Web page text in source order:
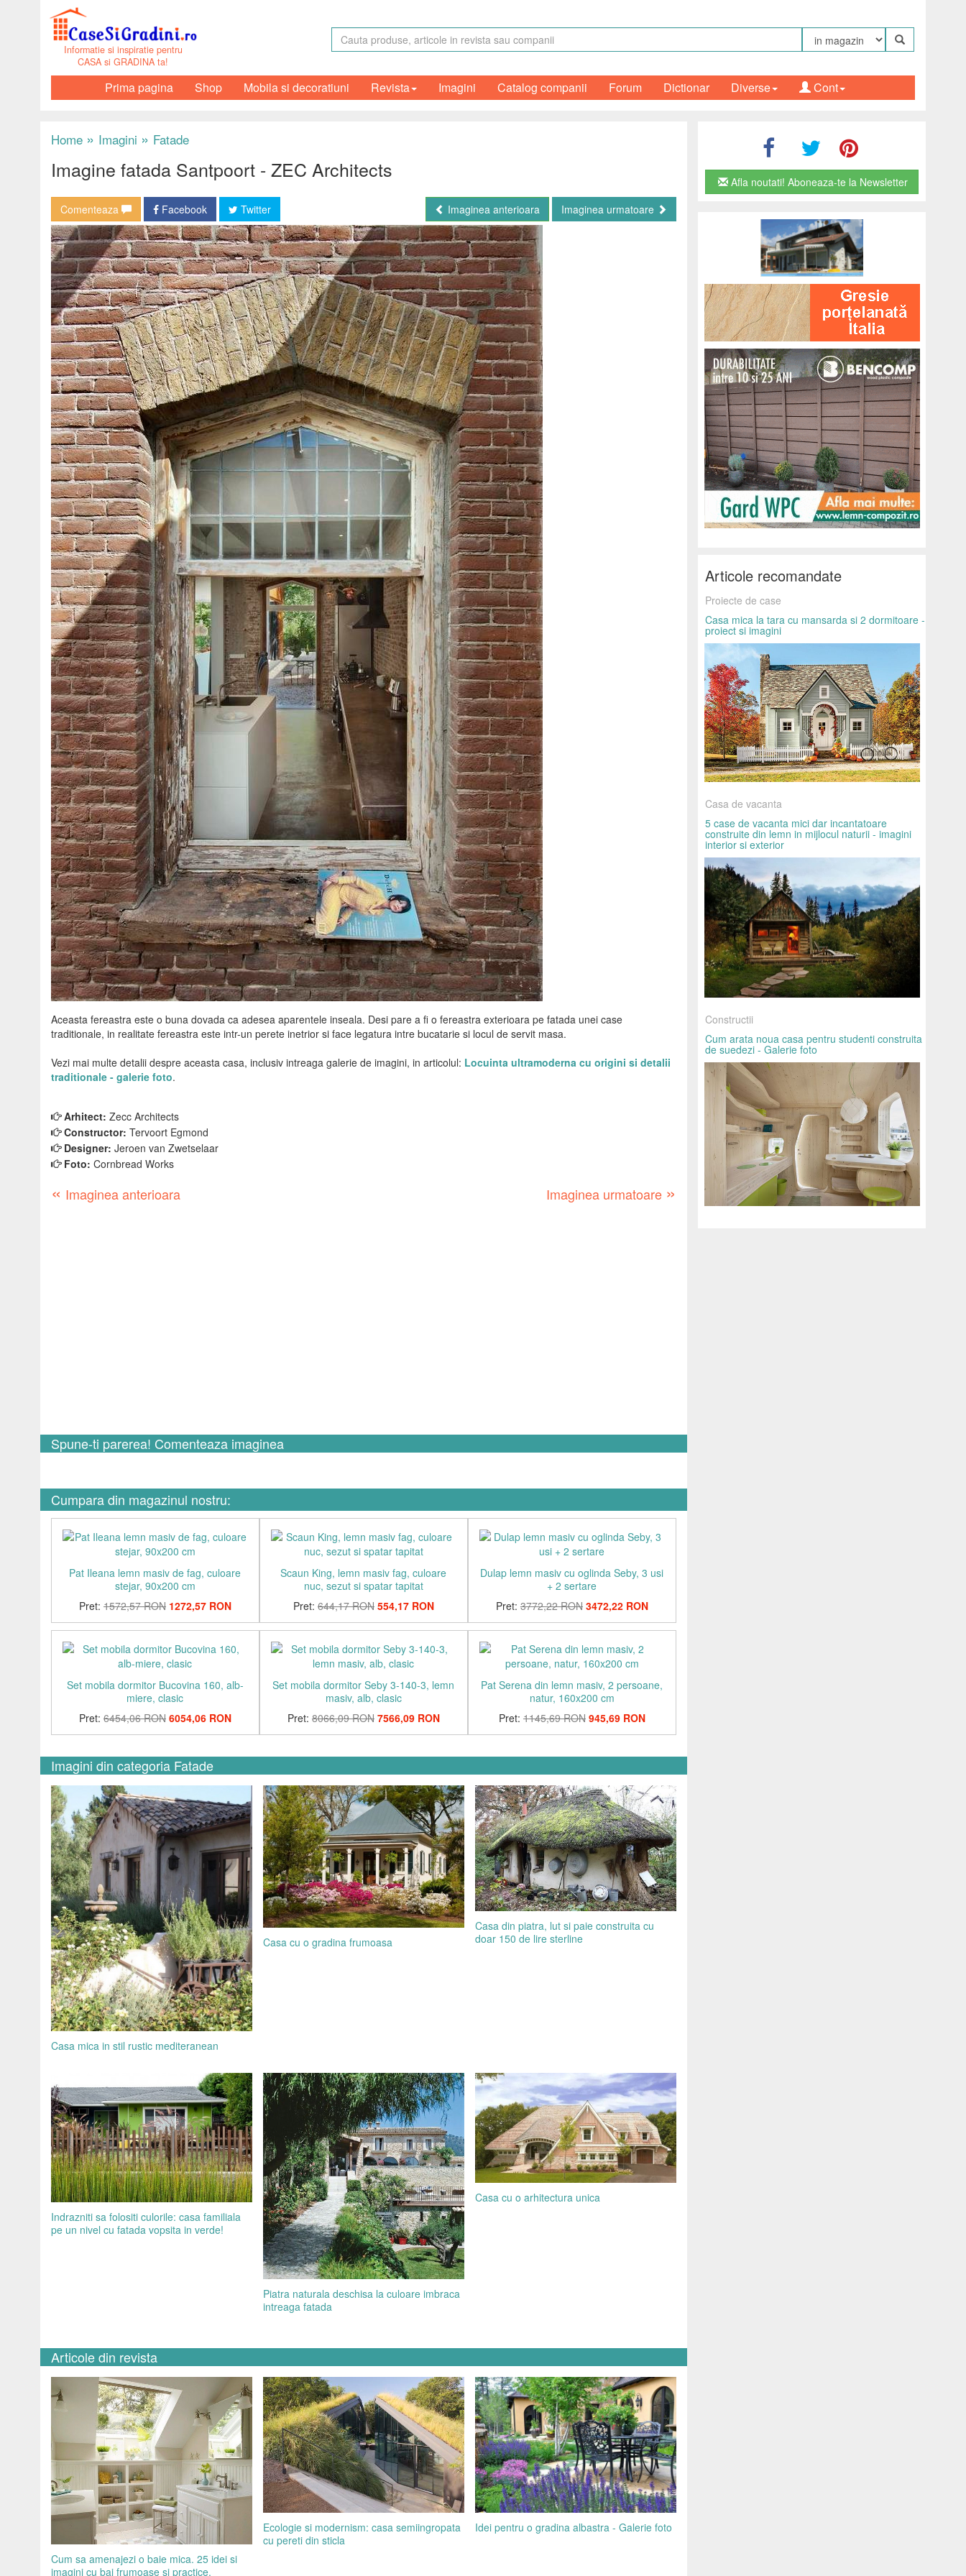
Informatie si inspiratie pentru
CASA si GRADINA ta!
Prima pagina Shop Mobila si decoratiuni Revista Imagini Catalog companii Forum Dictionar Cont
Diverse
Home » Imagini » Fatade
Imagine fatada Santpoort - ZEC Architects
Comenteaza Facebook Twitter Imaginea anterioara Imaginea urmatoare
Aceasta fereastra este o buna dovada ca adesea aparentele inseala. Desi pare a fi o fereastra exterioara pe fatada unei case
traditionale, in realitate fereastra este intr-un perete inetrior si face legatura intre bucatarie si locul de servit masa.
Vezi mai multe detalii despre aceasta casa, inclusiv intreaga galerie de imagini, in articolul: Locuinta ultramoderna cu origini si detalii
traditionale - galerie foto.
Arhitect: Zecc Architects
Constructor: Tervoort Egmond
Designer: Jeroen van Zwetselaar
Foto: Cornbread Works
« Imaginea anterioara Imaginea urmatoare »
Spune-ti parerea! Comenteaza imaginea
Cumpara din magazinul nostru:
Pat Ileana lemn masiv de fag, culoare
stejar, 90x200 cm
Pret: 1572,57 RON 1272,57 RON
Scaun King, lemn masiv fag, culoare
nuc, sezut si spatar tapitat
Pret: 644,17 RON 554,17 RON
Dulap lemn masiv cu oglinda Seby, 3 usi
+ 2 sertare
Pret: 3772,22 RON 3472,22 RON
Set mobila dormitor Bucovina 160, alb-
miere, clasic
Pret: 6454,06 RON 6054,06 RON
Set mobila dormitor Seby 3-140-3, lemn
masiv, alb, clasic
Pret: 8066,09 RON 7566,09 RON
Pat Serena din lemn masiv, 2 persoane,
natur, 160x200 cm
Pret: 1145,69 RON 945,69 RON
Imagini din categoria Fatade
Casa mica in stil rustic mediteranean
Casa cu o gradina frumoasa
Casa din piatra, lut si paie construita cu
doar 150 de lire sterline
Indrazniti sa folositi culorile: casa familiala
pe un nivel cu fatada vopsita in verde!
Piatra naturala deschisa la culoare imbraca
intreaga fatada
Casa cu o arhitectura unica
Articole din revista
Cum sa amenajezi o baie mica. 25 idei si
imagini cu bai frumoase si practice.
Ecologie si modernism: casa semiingropata
cu pereti din sticla
Idei pentru o gradina albastra - Galerie foto
Afla noutati! Aboneaza-te la Newsletter
Articole recomandate
Proiecte de case
Casa mica la tara cu mansarda si 2 dormitoare -
proiect si imagini
Casa de vacanta
5 case de vacanta mici dar incantatoare
construite din lemn in mijlocul naturii - imagini
interior si exterior
Constructii
Cum arata noua casa pentru studenti construita
de suedezi - Galerie foto